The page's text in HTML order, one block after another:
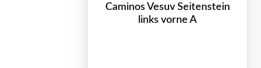
Caminos Vesuv Seitenstein
links vorne A